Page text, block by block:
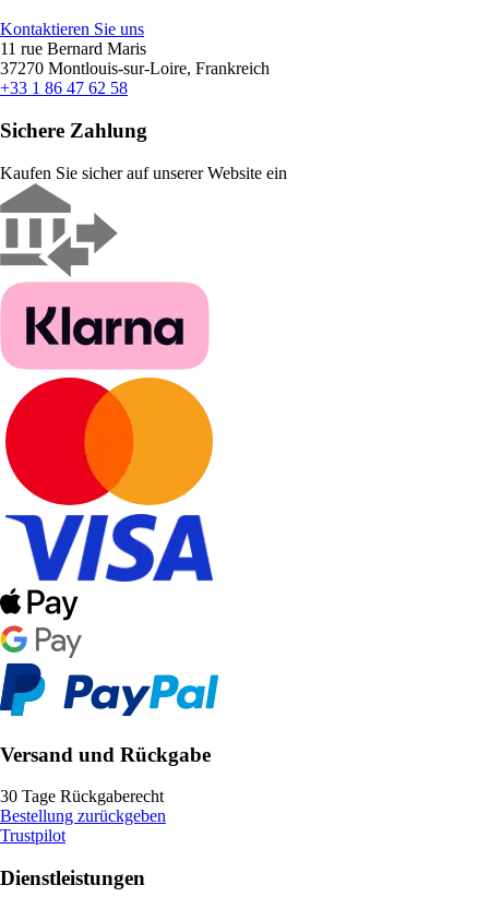
Kontaktieren Sie uns
11 rue Bernard Maris
37270 Montlouis-sur-Loire, Frankreich
+33 1 86 47 62 58
Sichere Zahlung
Kaufen Sie sicher auf unserer Website ein
Versand und Rückgabe
30 Tage Rückgaberecht
Bestellung zurückgeben
Trustpilot
Dienstleistungen